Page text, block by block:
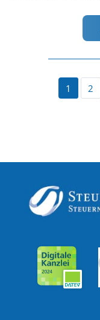
1 2